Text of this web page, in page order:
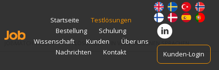
Zum
Inhalt
springen
Startseite
Testlösungen
Bestellung
Schulung
Wissenschaft
Kunden
Über uns
Nachrichten
Kontakt Kunden-Login
JOBMATCH TALENT>TESTLÖSUNGEN> IN VERSCHIEDENEN SPRACHEN